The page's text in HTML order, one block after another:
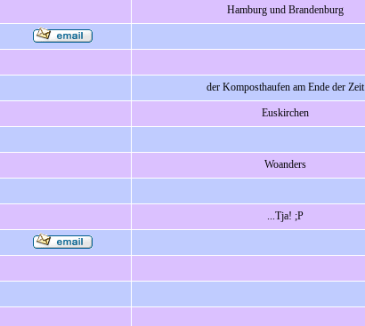
Hamburg und Brandenburg
der Komposthaufen am Ende der Zeit
Euskirchen
Woanders
...Tja! ;P